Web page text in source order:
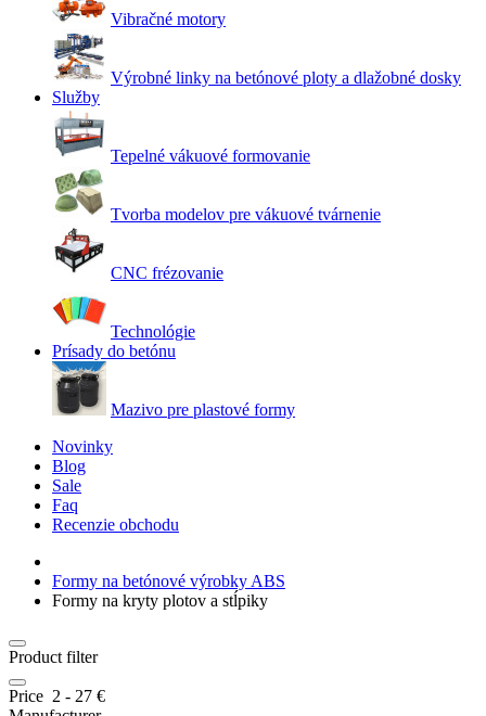
Vibračné motory
Výrobné linky na betónové ploty a dlažobné dosky
Služby
Tepelné vákuové formovanie
Tvorba modelov pre vákuové tvárnenie
CNC frézovanie
Technológie
Prísady do betónu
Mazivo pre plastové formy
Novinky
Blog
Sale
Faq
Recenzie obchodu
Formy na betónové výrobky ABS
Formy na kryty plotov a stĺpiky
Product filter
Price 2 - 27 €